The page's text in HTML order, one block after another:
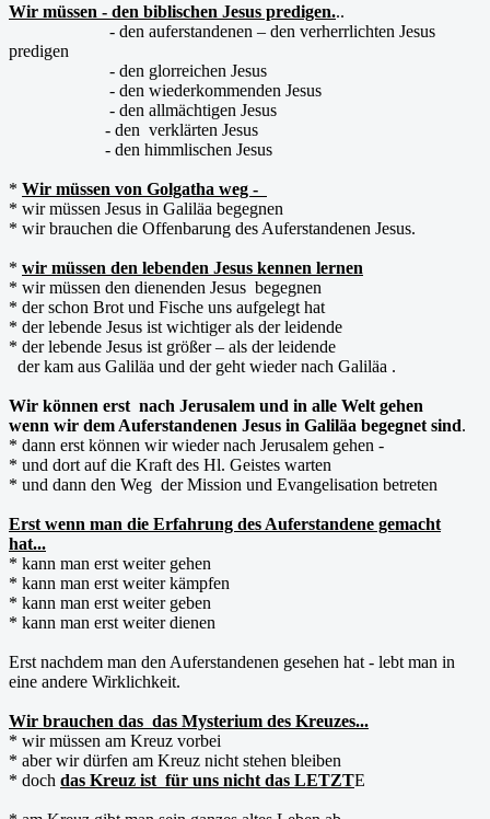
Wir müssen - den biblischen Jesus predigen...
- den auferstandenen – den verherrlichten Jesus
predigen
- den glorreichen Jesus
- den wiederkommenden Jesus
- den allmächtigen Jesus
- den verklärten Jesus
- den himmlischen Jesus
* Wir müssen von Golgatha weg -
* wir müssen Jesus in Galiläa begegnen
* wir brauchen die Offenbarung des Auferstandenen Jesus.
* wir müssen den lebenden Jesus kennen lernen
* wir müssen den dienenden Jesus begegnen
* der schon Brot und Fische uns aufgelegt hat
* der lebende Jesus ist wichtiger als der leidende
* der lebende Jesus ist größer – als der leidende
der kam aus Galiläa und der geht wieder nach Galiläa .
Wir können erst nach Jerusalem und in alle Welt gehen
wenn wir dem Auferstandenen Jesus in Galiläa begegnet sind.
* dann erst können wir wieder nach Jerusalem gehen -
* und dort auf die Kraft des Hl. Geistes warten
* und dann den Weg der Mission und Evangelisation betreten
Erst wenn man die Erfahrung des Auferstandene gemacht
hat...
* kann man erst weiter gehen
* kann man erst weiter kämpfen
* kann man erst weiter geben
* kann man erst weiter dienen
Erst nachdem man den Auferstandenen gesehen hat - lebt man in
eine andere Wirklichkeit.
Wir brauchen das das Mysterium des Kreuzes...
* wir müssen am Kreuz vorbei
* aber wir dürfen am Kreuz nicht stehen bleiben
* doch das Kreuz ist für uns nicht das LETZTE